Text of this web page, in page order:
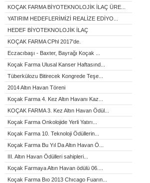
KOÇAK FARMA BİYOTEKNOLOJİK İLAÇ ÜRE...
YATIRIM HEDEFLERİMİZİ REALİZE EDİYO...
HEDEF BİYOTEKNOLOJİK İLAÇ
KOÇAK FARMA CPhl 2017'de.
Eczacıbaşı - Baxter, Bayrağı Koçak ...
Koçak Farma Ulusal Kanser Haftasınd...
Tüberkülozu Bitirecek Kongrede Teşe...
2014 Altın Havan Töreni
Koçak Farma 4. Kez Altın Havanı Kaz...
KOÇAK FARMA 3. Kez Altın Havan Ödül...
Koçak Farma Onkolojide Yerli Yatırı...
Koçak Farma 10. Teknoloji Ödüllerin...
Koçak Farma Bu Yıl Da Altın Havan Ö...
III. Altın Havan Ödülleri sahipleri...
Koçak Farmaya Altın Havan ödülü 06....
Koçak Farma Bıo 2013 Chıcago Fuarın...